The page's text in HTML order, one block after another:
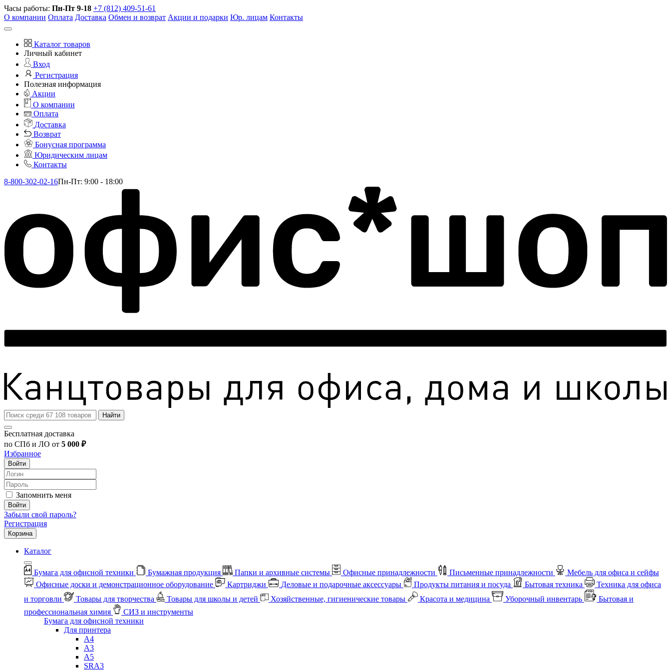
Часы работы: Пн-Пт 9-18 +7 (812) 409-51-61
О компании Оплата Доставка Обмен и возврат Акции и подарки Юр. лицам Контакты
Каталог товаров
Личный кабинет
Вход
Регистрация
Полезная информация
Акции
О компании
Оплата
Доставка
Возврат
Бонусная программа
Юридическим лицам
Контакты
8-800-302-02-16Пн-Пт: 9:00 - 18:00
Найти
Бесплатная доставка
по СПб и ЛО от 5 000 ₽
Избранное
Войти
Запомнить меня
Войти
Забыли свой пароль?
Регистрация
Корзина
Каталог
Бумага для офисной техники Бумажная продукция Папки и архивные системы Офисные принадлежности Письменные принадлежности
Мебель для офиса и сейфы
Офисные доски и демонстрационное оборудование
Картриджи Деловые и подарочные аксессуары Продукты питания и посуда Бытовая техника
Техника для офиса
и торговли
Товары для творчества Товары для школы и детей Хозяйственные, гигиенические товары Красота и медицина Уборочный инвентарь
Бытовая и
профессиональная химия
СИЗ и инструменты
Бумага для офисной техники
Для принтера
А4
А3
А5
SRA3